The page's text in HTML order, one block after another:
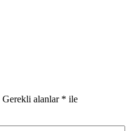
Gerekli alanlar * ile